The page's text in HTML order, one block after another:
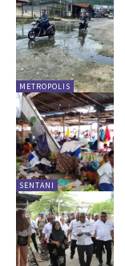
METROPOLIS
SENTANI